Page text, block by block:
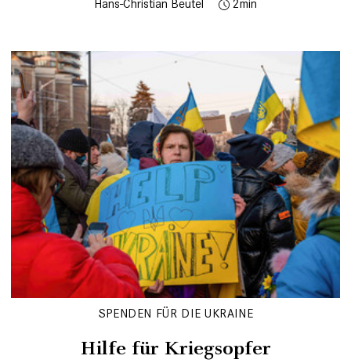
Hans-Christian Beutel 2
SPENDEN FÜR DIE UKRAINE
Hilfe für Kriegsopfer